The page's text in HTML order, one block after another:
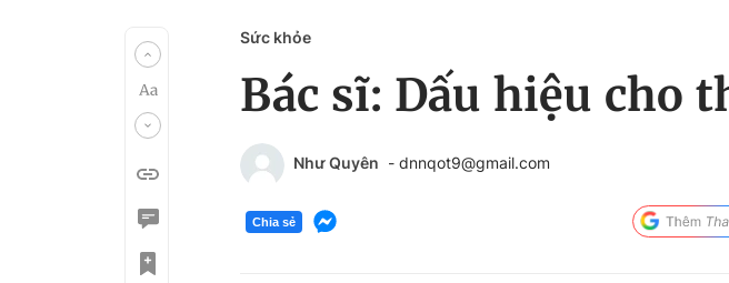
Sức khỏe
Bác sĩ: Dấu hiệu cho
Như Quyên - dnnqot9@gmail.com
Chia sẻ